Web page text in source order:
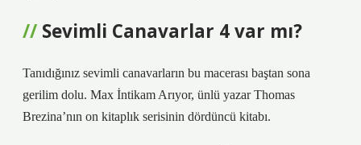
Sevimli Canavarlar 4 var mı?
Tanıdığınız sevimli canavarların bu macerası baştan sona
gerilim dolu. Max İntikam Arıyor, ünlü yazar Thomas
Brezina’nın on kitaplık serisinin dördüncü kitabı.